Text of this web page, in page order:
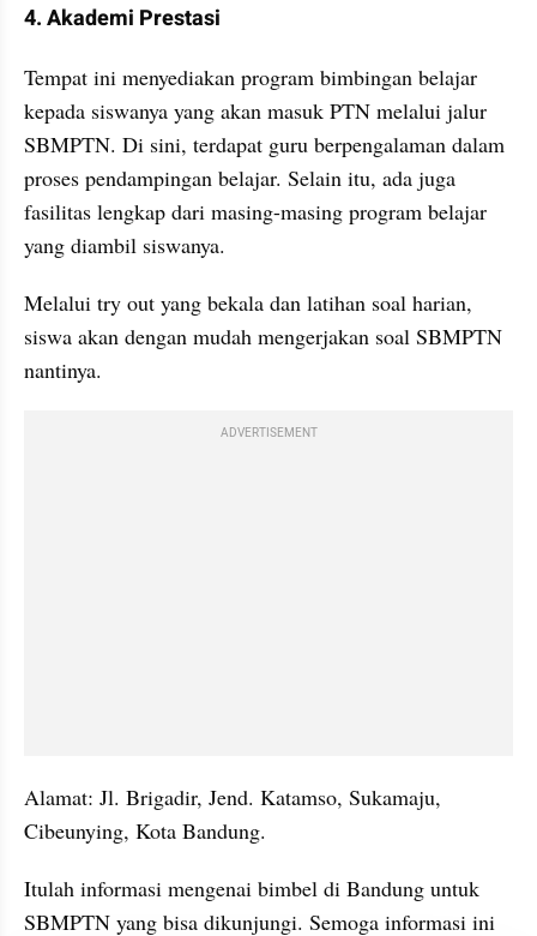
4. Akademi Prestasi
Tempat ini menyediakan program bimbingan belajar
kepada siswanya yang akan masuk PTN melalui jalur
SBMPTN. Di sini, terdapat guru berpengalaman dalam
proses pendampingan belajar. Selain itu, ada juga
fasilitas lengkap dari masing-masing program belajar
yang diambil siswanya.
Melalui try out yang bekala dan latihan soal harian,
siswa akan dengan mudah mengerjakan soal SBMPTN
nantinya.
ADVERTISEMENT
Alamat: Jl. Brigadir, Jend. Katamso, Sukamaju,
Cibeunying, Kota Bandung.
Itulah informasi mengenai bimbel di Bandung untuk
SBMPTN yang bisa dikunjungi. Semoga informasi ini